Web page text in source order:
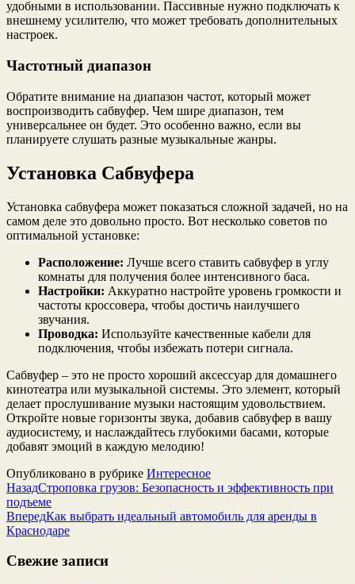
удобными в использовании. Пассивные нужно подключать к
внешнему усилителю, что может требовать дополнительных
настроек.
Частотный диапазон
Обратите внимание на диапазон частот, который может
воспроизводить сабвуфер. Чем шире диапазон, тем
универсальнее он будет. Это особенно важно, если вы
планируете слушать разные музыкальные жанры.
Установка Сабвуфера
Установка сабвуфера может показаться сложной задачей, но на
самом деле это довольно просто. Вот несколько советов по
оптимальной установке:
Расположение: Лучше всего ставить сабвуфер в углу
комнаты для получения более интенсивного баса.
Настройки: Аккуратно настройте уровень громкости и
частоты кроссовера, чтобы достичь наилучшего
звучания.
Проводка: Используйте качественные кабели для
подключения, чтобы избежать потери сигнала.
Сабвуфер – это не просто хороший аксессуар для домашнего
кинотеатра или музыкальной системы. Это элемент, который
делает прослушивание музыки настоящим удовольствием.
Откройте новые горизонты звука, добавив сабвуфер в вашу
аудиосистему, и наслаждайтесь глубокими басами, которые
добавят эмоций в каждую мелодию!
Опубликовано в рубрике Интересное
НазадСтроповка грузов: Безопасность и эффективность при
подъеме
ВпередКак выбрать идеальный автомобиль для аренды в
Краснодаре
Свежие записи